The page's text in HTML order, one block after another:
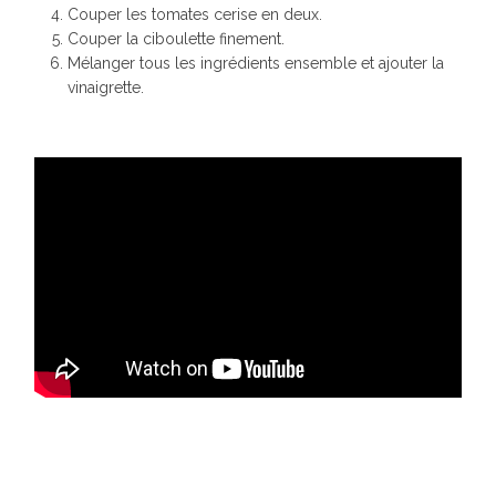
Couper les tomates cerise en deux.
Couper la ciboulette finement.
Mélanger tous les ingrédients ensemble et ajouter la
vinaigrette.